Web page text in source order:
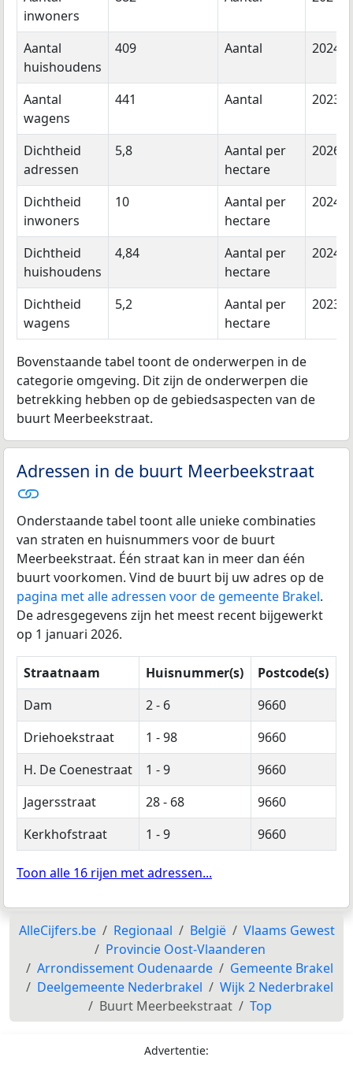
inwoners
Aantal
huishoudens
409 Aantal 2024
Aantal
wagens
441 Aantal 2023
Dichtheid
adressen
5,8
Aantal per
hectare
2026
Dichtheid
inwoners
10
Aantal per
hectare
2024
Dichtheid
huishoudens
4,84
Aantal per
hectare
2024
Dichtheid
wagens
5,2
Aantal per
hectare
2023
Bovenstaande tabel toont de onderwerpen in de
categorie omgeving. Dit zijn de onderwerpen die
betrekking hebben op de gebiedsaspecten van de
buurt Meerbeekstraat.
Adressen in de buurt Meerbeekstraat
Onderstaande tabel toont alle unieke combinaties
van straten en huisnummers voor de buurt
Meerbeekstraat. Één straat kan in meer dan één
buurt voorkomen. Vind de buurt bij uw adres op de
pagina met alle adressen voor de gemeente Brakel.
De adresgegevens zijn het meest recent bijgewerkt
op 1 januari 2026.
Straatnaam Huisnummer(s)
Postcode(s)
Dam
2 - 6
9660
Driehoekstraat
1 - 98
9660
H. De Coenestraat
1 - 9
9660
Jagersstraat
28 - 68
9660
Kerkhofstraat
1 - 9 9660
Toon alle 16 rijen met adressen...
AlleCijfers.be Regionaal België
Vlaams Gewest
Provincie Oost-Vlaanderen
Arrondissement Oudenaarde
Gemeente Brakel
Deelgemeente Nederbrakel
Wijk 2 Nederbrakel
Buurt Meerbeekstraat
Top
Advertentie: